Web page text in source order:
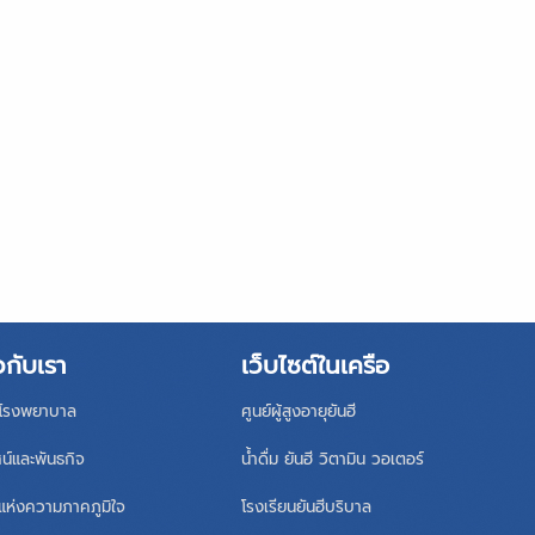
บเรา
รงพยาบาล
และพันธกิจ
ห่งความภาคภูมิใจ
เว็บไซต์ในเครือ
ศูนย์ผู้สูงอายุยันฮี
น้ำดื่ม ยันฮี วิตามิน วอเตอร์
โรงเรียนยันฮีบริบาล